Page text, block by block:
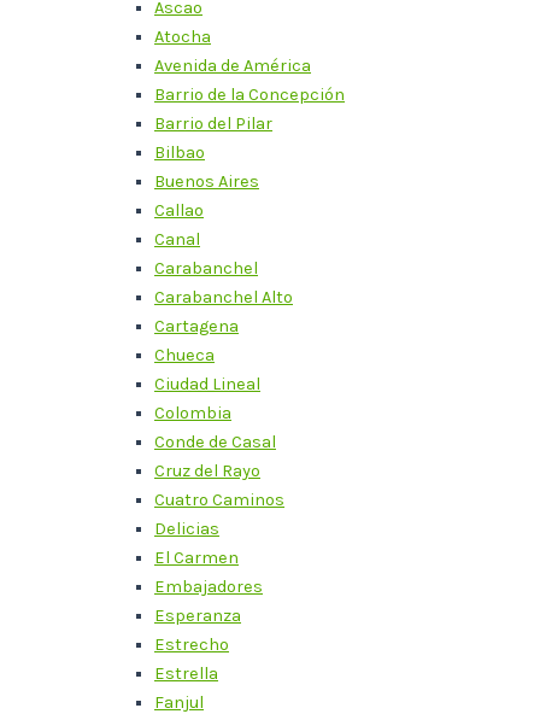
Ascao
Atocha
Avenida de América
Barrio de la Concepción
Barrio del Pilar
Bilbao
Buenos Aires
Callao
Canal
Carabanchel
Carabanchel Alto
Cartagena
Chueca
Ciudad Lineal
Colombia
Conde de Casal
Cruz del Rayo
Cuatro Caminos
Delicias
El Carmen
Embajadores
Esperanza
Estrecho
Estrella
Fanjul